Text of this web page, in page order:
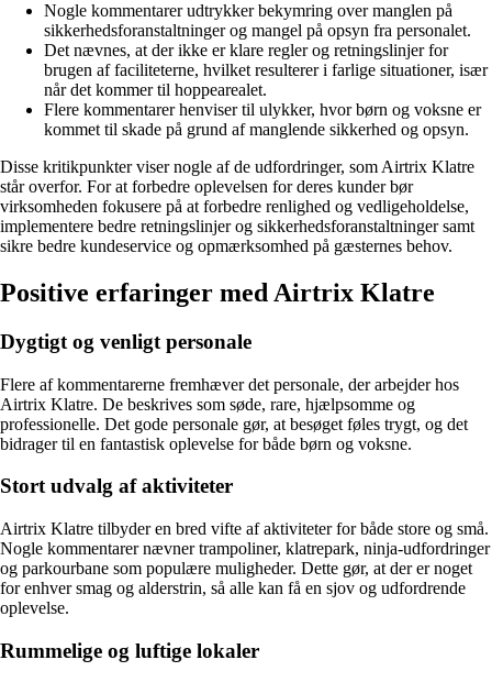
Nogle kommentarer udtrykker bekymring over manglen på
sikkerhedsforanstaltninger og mangel på opsyn fra personalet.
Det nævnes, at der ikke er klare regler og retningslinjer for
brugen af faciliteterne, hvilket resulterer i farlige situationer, især
når det kommer til hoppearealet.
Flere kommentarer henviser til ulykker, hvor børn og voksne er
kommet til skade på grund af manglende sikkerhed og opsyn.
Disse kritikpunkter viser nogle af de udfordringer, som Airtrix Klatre
står overfor. For at forbedre oplevelsen for deres kunder bør
virksomheden fokusere på at forbedre renlighed og vedligeholdelse,
implementere bedre retningslinjer og sikkerhedsforanstaltninger samt
sikre bedre kundeservice og opmærksomhed på gæsternes behov.
Positive erfaringer med Airtrix Klatre
Dygtigt og venligt personale
Flere af kommentarerne fremhæver det personale, der arbejder hos
Airtrix Klatre. De beskrives som søde, rare, hjælpsomme og
professionelle. Det gode personale gør, at besøget føles trygt, og det
bidrager til en fantastisk oplevelse for både børn og voksne.
Stort udvalg af aktiviteter
Airtrix Klatre tilbyder en bred vifte af aktiviteter for både store og små.
Nogle kommentarer nævner trampoliner, klatrepark, ninja-udfordringer
og parkourbane som populære muligheder. Dette gør, at der er noget
for enhver smag og alderstrin, så alle kan få en sjov og udfordrende
oplevelse.
Rummelige og luftige lokaler